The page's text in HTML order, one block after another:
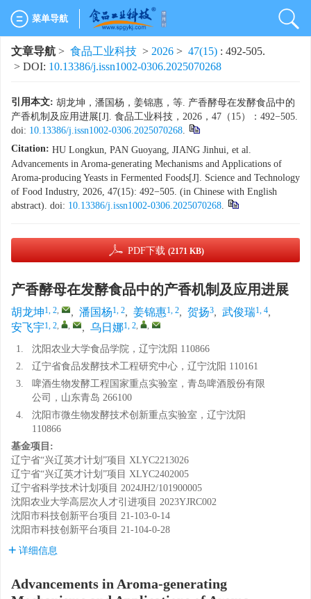
菜单导航
文章导航 > 食品工业科技 > 2026 > 47(15) : 492-505.
> DOI: 10.13386/j.issn1002-0306.2025070268
引用本文: 胡龙坤，潘国杨，姜锦惠，等. 产香酵母在发酵食品中的
产香机制及应用进展[J]. 食品工业科技，2026，47（15）：492−505.
doi: 10.13386/j.issn1002-0306.2025070268.
Citation: HU Longkun, PAN Guoyang, JIANG Jinhui, et al.
Advancements in Aroma-generating Mechanisms and Applications of
Aroma-producing Yeasts in Fermented Foods[J]. Science and Technology
of Food Industry, 2026, 47(15): 492−505. (in Chinese with English
abstract). doi: 10.13386/j.issn1002-0306.2025070268.
PDF下载 (2171 KB)
产香酵母在发酵食品中的产香机制及应用进展
胡龙坤1, 2, , 潘国杨1, 2, 姜锦惠1, 2, 贺扬3, 武俊瑞1, 4,
安飞宇1, 2, , , 乌日娜1, 2, ,
1.
沈阳农业大学食品学院，辽宁沈阳 110866
2.
辽宁省食品发酵技术工程研究中心，辽宁沈阳 110161
3.
啤酒生物发酵工程国家重点实验室，青岛啤酒股份有限
公司，山东青岛 266100
4.
沈阳市微生物发酵技术创新重点实验室，辽宁沈阳
110866
基金项目:
辽宁省“兴辽英才计划”项目 XLYC2213026
辽宁省“兴辽英才计划”项目 XLYC2402005
辽宁省科学技术计划项目 2024JH2/101900005
沈阳农业大学高层次人才引进项目 2023YJRC002
沈阳市科技创新平台项目 21-103-0-14
沈阳市科技创新平台项目 21-104-0-28
详细信息
Advancements in Aroma-generating